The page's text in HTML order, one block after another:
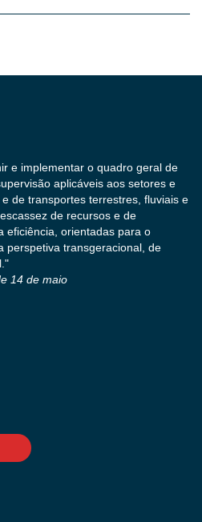
e implementar o quadro geral de
aplicáveis aos setores e
de transportes terrestres, fluviais e
de recursos e de
eficiência, orientadas para o
perspetiva transgeracional, de
14 de maio